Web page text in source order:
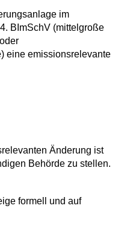
im
BImSchV (mittelgroße
eine emissionsrelevante
Änderung ist
Behörde zu stellen.
formell und auf